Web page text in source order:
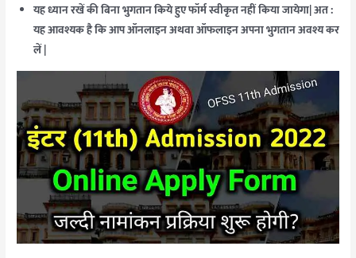
यह ध्यान रखें की बिना भुगतान किये हुए फॉर्म स्वीकृत नहीं किया जायेगा| अत :
यह आवश्यक है कि आप ऑनलाइन अथवा ऑफलाइन अपना भुगतान अवश्य कर
लें |